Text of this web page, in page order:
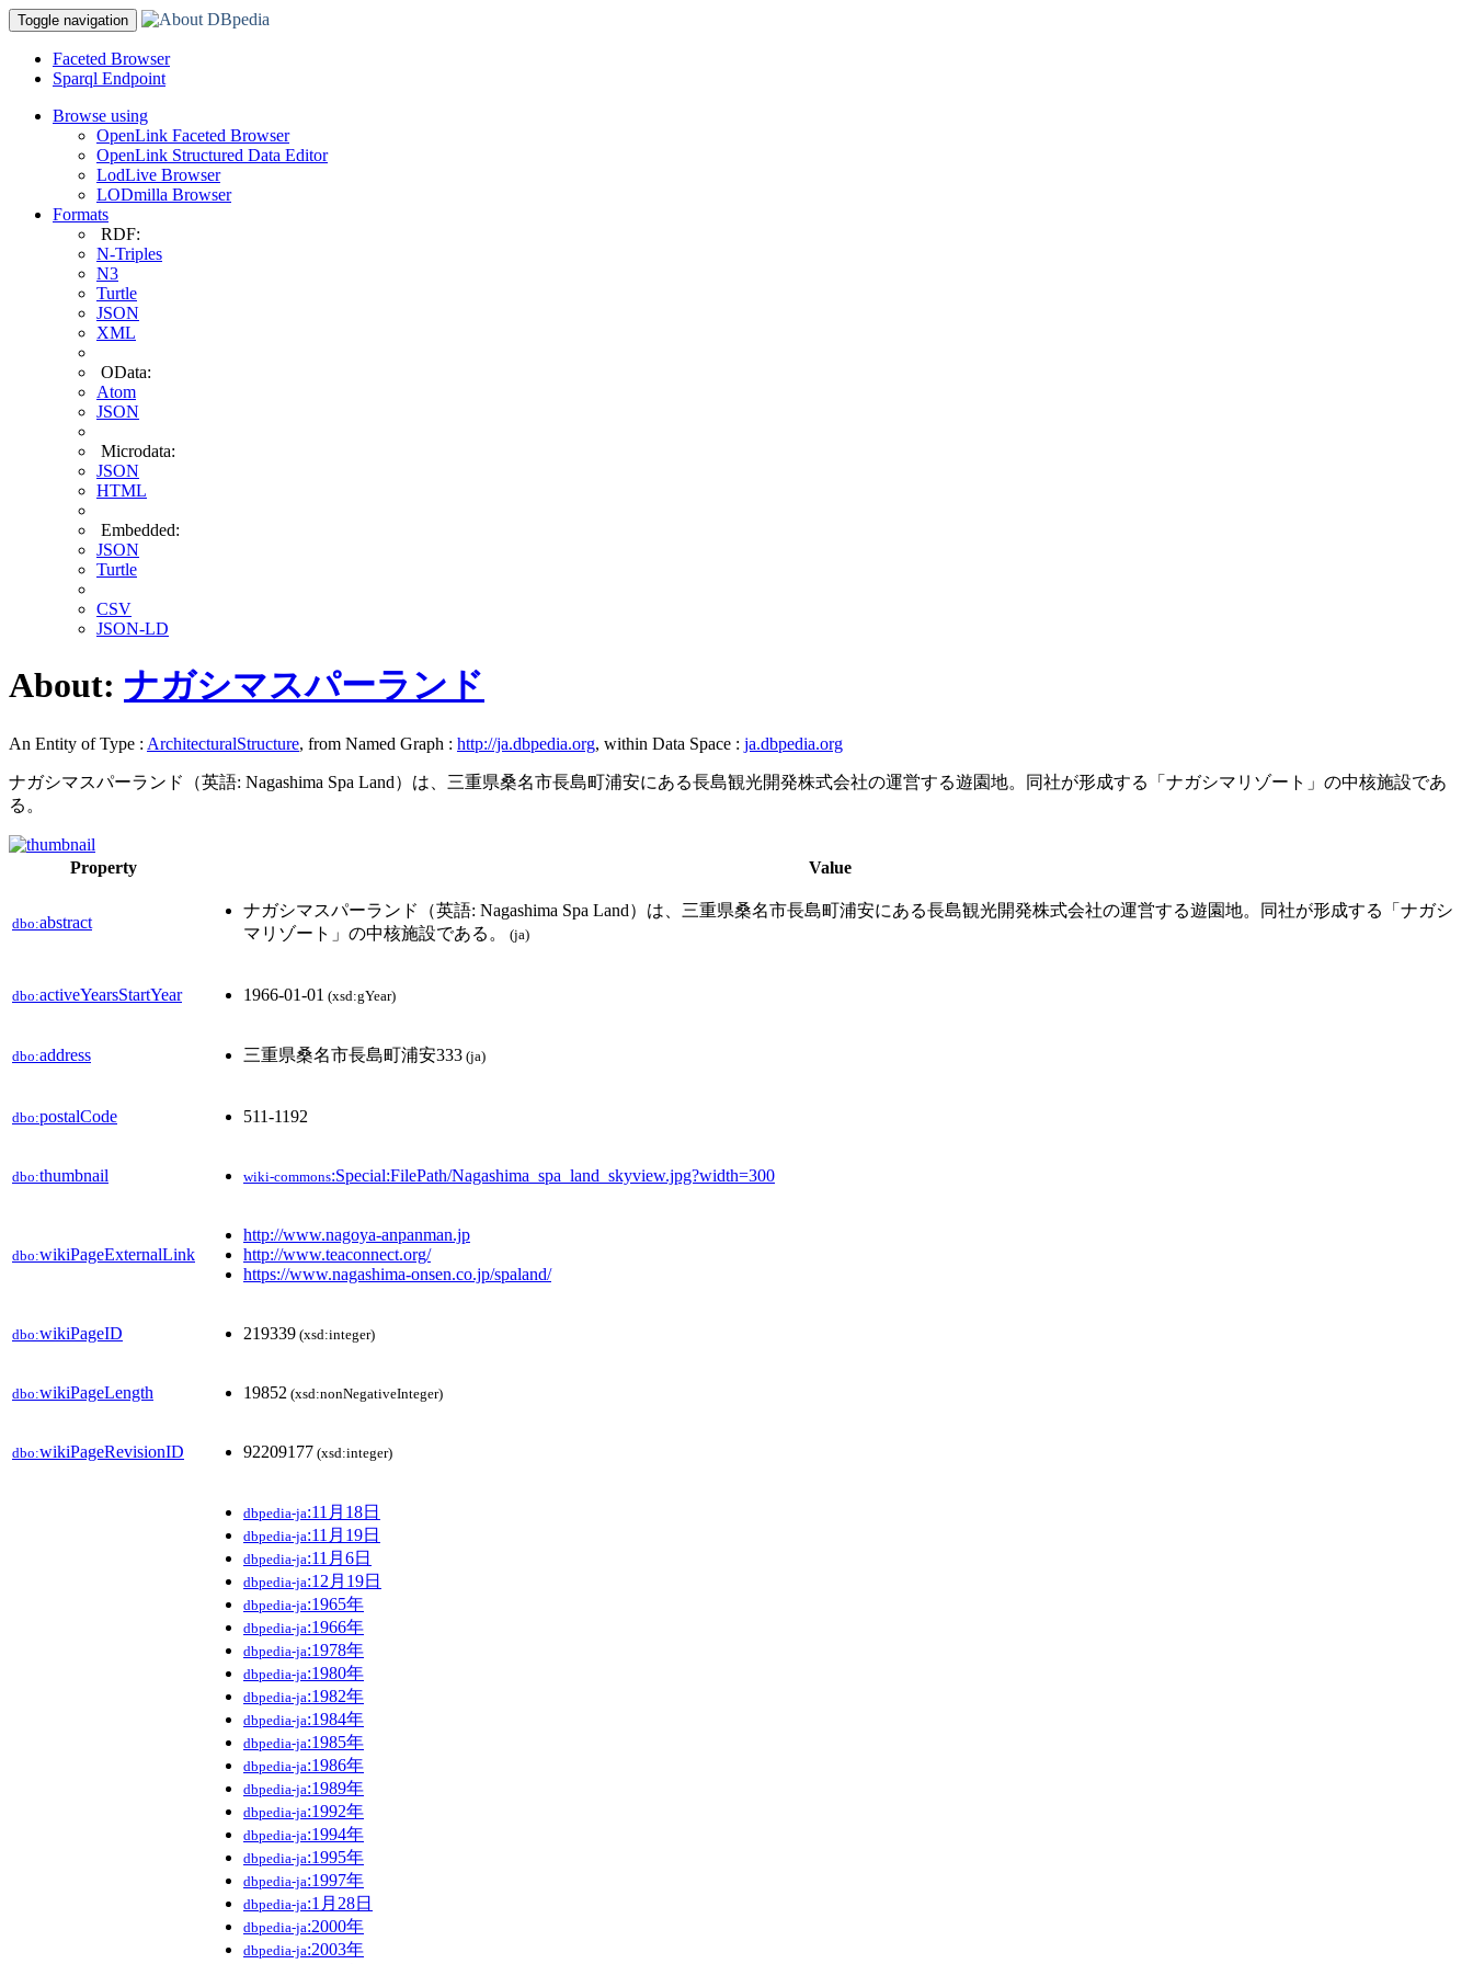
Toggle navigation
Faceted Browser
Sparql Endpoint
Browse using
OpenLink Faceted Browser
OpenLink Structured Data Editor
LodLive Browser
LODmilla Browser
Formats
RDF:
N-Triples
N3
Turtle
JSON
XML
OData:
Atom
JSON
Microdata:
JSON
HTML
Embedded:
JSON
Turtle
CSV
JSON-LD
About: ナガシマスパーランド
An Entity of Type : ArchitecturalStructure, from Named Graph : http://ja.dbpedia.org, within Data Space : ja.dbpedia.org
ナガシマスパーランド（英語: Nagashima Spa Land）は、三重県桑名市長島町浦安にある長島観光開発株式会社の運営する遊園地。同社が形成する「ナガシマリゾート」の中核施設であ
る。
Property Value
dbo:abstract
ナガシマスパーランド（英語: Nagashima Spa Land）は、三重県桑名市長島町浦安にある長島観光開発株式会社の運営する遊園地。同社が形成する「ナガシ
マリゾート」の中核施設である。
(ja)
dbo:activeYearsStartYear 1966-01-01 (xsd:gYear)
dbo:address 三重県桑名市長島町浦安333 (ja)
dbo:postalCode 511-1192
dbo:thumbnail wiki-commons:Special:FilePath/Nagashima_spa_land_skyview.jpg?width=300
dbo:wikiPageExternalLink
http://www.nagoya-anpanman.jp
http://www.teaconnect.org/
https://www.nagashima-onsen.co.jp/spaland/
dbo:wikiPageID 219339 (xsd:integer)
dbo:wikiPageLength 19852 (xsd:nonNegativeInteger)
dbo:wikiPageRevisionID 92209177 (xsd:integer)
dbpedia-ja:11月18日
dbpedia-ja:11月19日
dbpedia-ja:11月6日
dbpedia-ja:12月19日
dbpedia-ja:1965年
dbpedia-ja:1966年
dbpedia-ja:1978年
dbpedia-ja:1980年
dbpedia-ja:1982年
dbpedia-ja:1984年
dbpedia-ja:1985年
dbpedia-ja:1986年
dbpedia-ja:1989年
dbpedia-ja:1992年
dbpedia-ja:1994年
dbpedia-ja:1995年
dbpedia-ja:1997年
dbpedia-ja:1月28日
dbpedia-ja:2000年
dbpedia-ja:2003年